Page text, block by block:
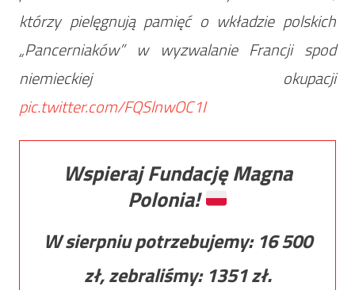
którzy pielęgnują pamięć o wkładzie polskich
„Pancerniaków” w wyzwalanie Francji spod
niemieckiej okupacji
pic.twitter.com/FQSlnwOC1I
Wspieraj Fundację Magna
Polonia!
W sierpniu potrzebujemy: 16 500
zł, zebraliśmy: 1351zł.